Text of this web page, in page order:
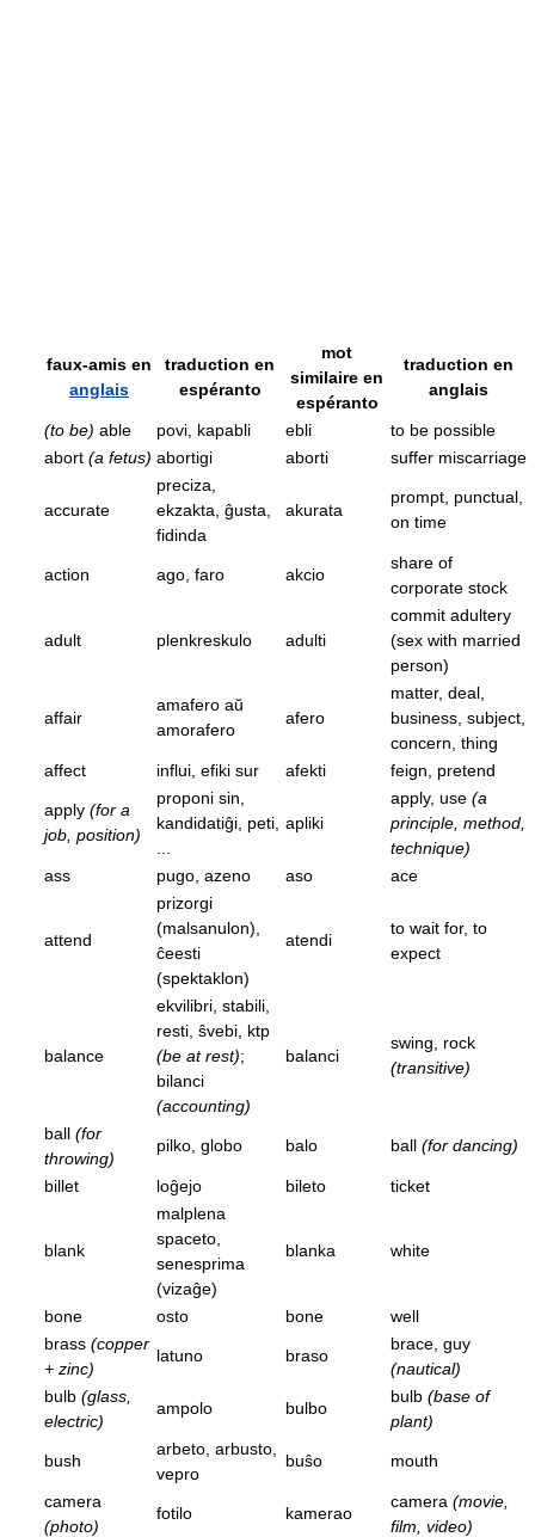
faux-amis en
anglais
traduction en
espéranto
mot
similaire en
espéranto
traduction en
anglais
(to be) able povi, kapabli ebli
to be possible
abort (a fetus) abortigi aborti suffer miscarriage
accurate
preciza,
ekzakta, ĝusta,
fidinda
akurata
prompt, punctual,
on time
action ago, faro akcio
share of
corporate stock
adult plenkreskulo adulti
commit adultery
(sex with married
person)
affair
amafero aŭ
amorafero
afero
matter, deal,
business, subject,
concern, thing
affect
influi, efiki sur afekti feign, pretend
apply (for a
job, position)
proponi sin,
kandidatiĝi, peti, apliki
apply, use (a
principle, method,
technique)
ass
pugo, azeno aso ace
attend
prizorgi
(malsanulon),
ĉeesti
(spektaklon)
atendi
to wait for, to
expect
balance
ekvilibri, stabili,
resti, ŝvebi, ktp
(be at rest);
bilanci
(accounting)
balanci
swing, rock
(transitive)
ball (for
throwing)
pilko, globo balo ball (for dancing)
billet loĝejo bileto ticket
blank
malplena
spaceto,
senesprima
(vizaĝe)
blanka white
bone osto bone
well
brass (copper
+ zinc)
latuno braso
brace, guy
(nautical)
bulb (glass,
electric)
ampolo bulbo
bulb (base of
plant)
bush
arbeto, arbusto,
vepro
buŝo mouth
camera
(photo)
fotilo kamerao
camera (movie,
film, video)